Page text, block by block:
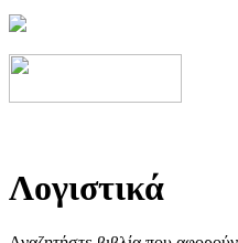
Λογιστικά